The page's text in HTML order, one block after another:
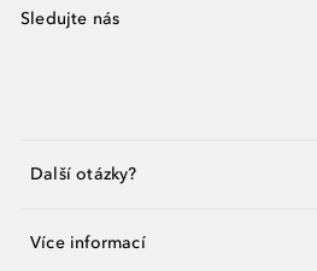
Sledujte nás
Další otázky?
Více informací